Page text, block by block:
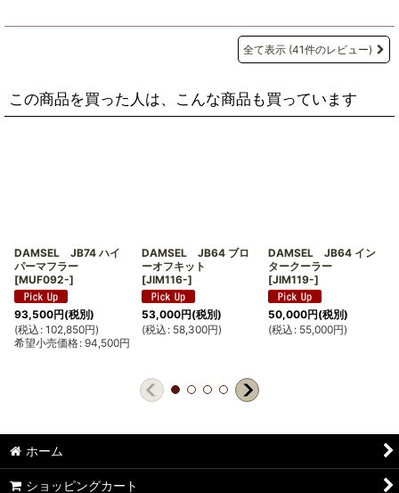
届きました。
全て表示 (41件のレビュー)
この商品を買った人は、こんな商品も買っています
DAMSEL JB74 ハイ
パーマフラー
[MUF092-]
93,500円(税別)
(税込 : 102,850円)
希望小売価格: 94,500円
DAMSEL JB64 ブロ
ーオフキット
[JIM116-]
53,000円(税別)
(税込 : 58,300円)
DAMSEL JB64 イン
タークーラー
[JIM119-]
50,000円(税別)
(税込 : 55,000円)
ホーム
ショッピングカート